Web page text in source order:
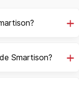
Smartison?